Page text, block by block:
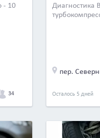
- 10
34
Диагностика
пер.
Осталось 5 дней